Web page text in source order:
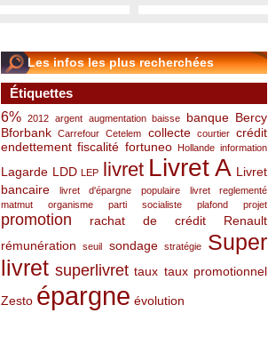
Les infos les plus recherchées
Étiquettes
6% 2012 argent augmentation baisse banque Bercy
Bforbank
Carrefour Cetelem collecte courtier
crédit
endettement fiscalité fortuneo Hollande information
Lagarde LDD LEP livret Livret A Livret
bancaire
livret d'épargne populaire
livret reglementé
matmut
organisme parti socialiste plafond projet
promotion rachat de crédit
Renault
rémunération
seuil sondage stratégie
Super
livret superlivret taux taux promotionnel
Zesto épargne évolution